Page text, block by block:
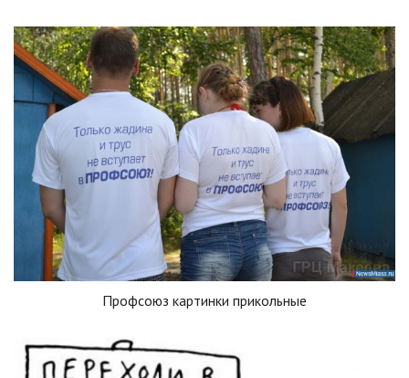
Профсоюз картинки прикольные